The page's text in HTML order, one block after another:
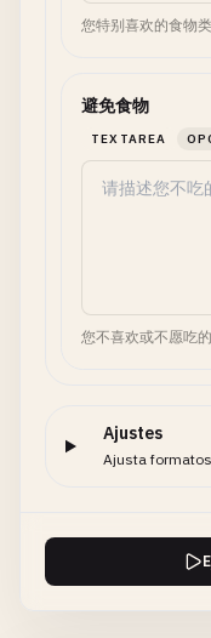
您特别喜欢的食物
避免食物
TEXTAREA
您不喜欢或不愿吃
Ajustes
Ajusta